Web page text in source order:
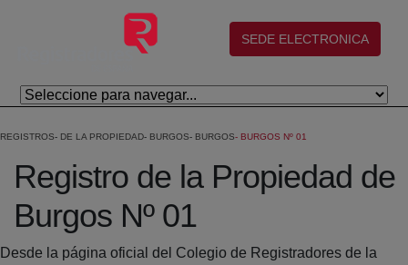
Skip to Main Content
(abre en nueva ventana)
SEDE ELECTRONICA
REGISTROS DE LA PROPIEDAD BURGOS BURGOS BURGOS Nº 01
Registro de la Propiedad de
Burgos Nº 01
Desde la página oficial del Colegio de Registradores de la